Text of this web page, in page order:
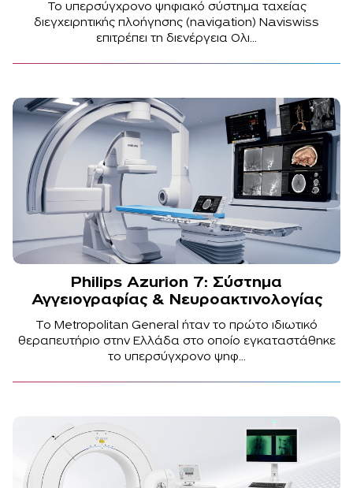
To υπερσύγχρονο ψηφιακό σύστημα ταχείας
διεγχειρητικής πλοήγησης (navigation) Naviswiss
επιτρέπει τη διενέργεια Ολι...
Philips Azurion 7: Σύστημα
Αγγειογραφίας & Νευροακτινολογίας
Το Metropolitan General ήταν το πρώτο ιδιωτικό
θεραπευτήριο στην Ελλάδα στο οποίο εγκαταστάθηκε
το υπερσύγχρονο ψηφ...